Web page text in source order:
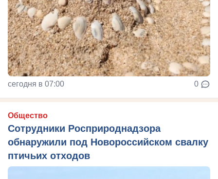
сегодня в 07:00 0
Общество
Сотрудники Росприроднадзора
обнаружили под Новороссийском свалку
птичьих отходов